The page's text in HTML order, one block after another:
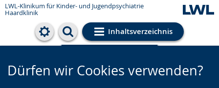
LWL-Klinikum für Kinder- und Jugendpsychiatrie
Haardklinik
Inhaltsverzeichnis
Cookie-Einstellungen
Dürfen wir Cookies verwenden?